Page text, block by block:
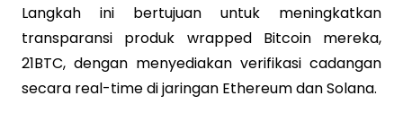
Langkah ini bertujuan untuk meningkatkan
transparansi produk wrapped Bitcoin mereka,
21BTC, dengan menyediakan verifikasi cadangan
secara real-time di jaringan Ethereum dan Solana.